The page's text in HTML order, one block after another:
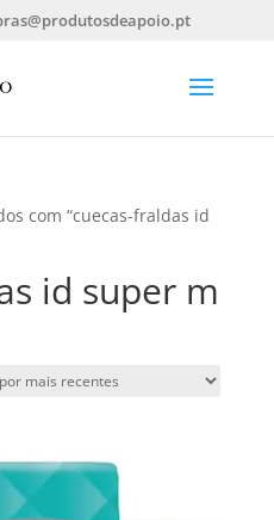
com “cuecas-fraldas id
id super m